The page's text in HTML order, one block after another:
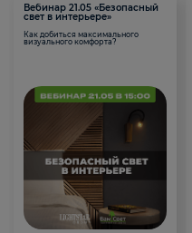
Вебинар 21.05 «Безопасный
свет в интерьере»
Как добиться максимального
визуального комфорта?